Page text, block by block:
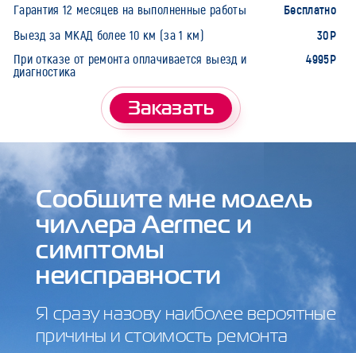
Гарантия 12 месяцев на выполненные работы Бесплатно
Выезд за МКАД более 10 км (за 1 км) 30Р
При отказе от ремонта оплачивается выезд и
диагностика
4995Р
Заказать
Сообщите мне модель
чиллера Aermec и
симптомы
неисправности
Я сразу назову наиболее вероятные
причины и стоимость ремонта